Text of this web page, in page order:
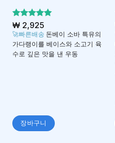
5 중에서
4.97로 평
가됨
₩2,925
🚀빠른배송 돈베이 소바 특유의
가다랭이를 베이스와 소고기 육
수로 깊은 맛을 낸 우동
장바구니